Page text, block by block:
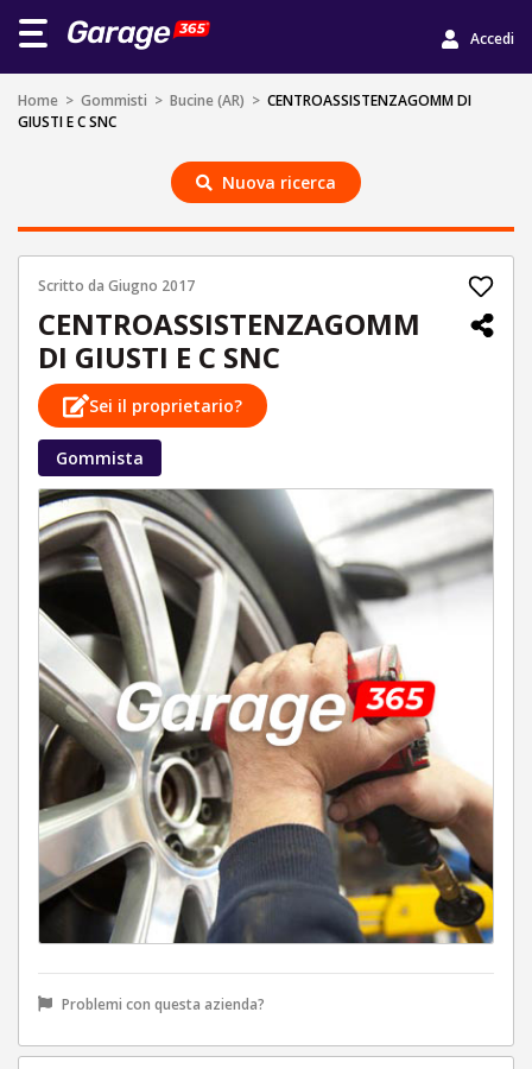
Accedi
Home > Gommisti > Bucine (AR) > CENTROASSISTENZAGOMM DI
GIUSTI E C SNC
Nuova ricerca
Scritto da Giugno 2017
CENTROASSISTENZAGOMM
DI GIUSTI E C SNC
Sei il proprietario?
Gommista
Problemi con questa azienda?